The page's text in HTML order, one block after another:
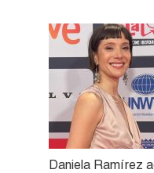
Daniela Ramírez